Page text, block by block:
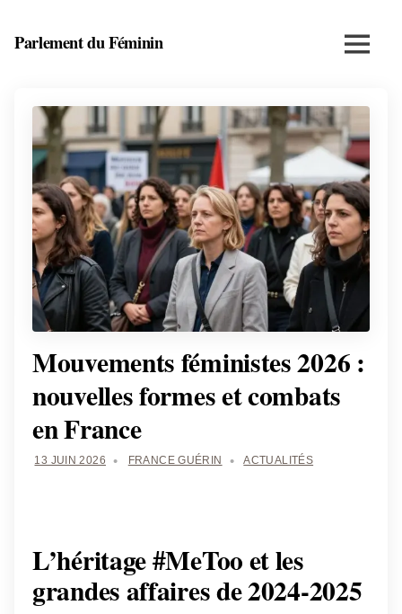
Parlement du Féminin
bien-
entrepreneuriat
féminin
Menu
Mouvements féministes 2026 :
nouvelles formes et combats
en France
13 JUIN 2026 FRANCE GUÉRIN ACTUALITÉS
L’héritage #MeToo et les
grandes affaires de 2024-2025